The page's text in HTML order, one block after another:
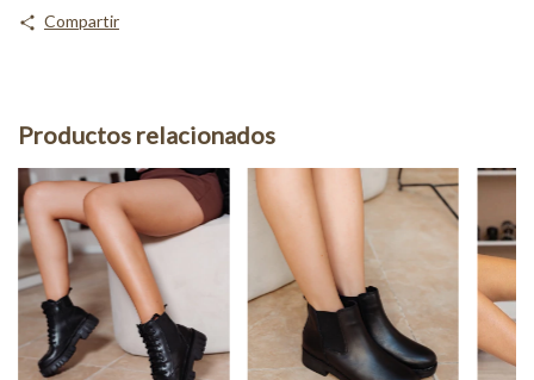
Compartir
Productos relacionados